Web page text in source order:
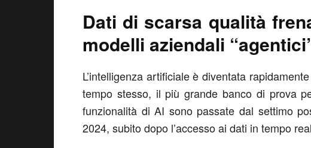
Dati di scarsa qualità
modelli aziendali
L’intelligenza artificiale è diventata
tempo stesso, il più grande banco di prova
funzionalità di AI sono passate dal settimo
2024, subito dopo l’accesso ai dati in tempo